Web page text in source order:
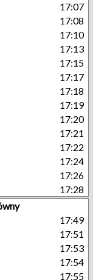
17:07
17:08
17:10
17:13
17:15
17:17
17:18
17:19
17:20
17:21
17:22
17:24
17:26
17:28
17:49
17:51
17:53
17:54
17:55